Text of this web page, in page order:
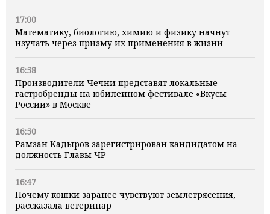
17:00
Математику, биологию, химию и физику начнут
изучать через призму их применения в жизни
16:58
Производители Чечни представят локальные
гастробренды на юбилейном фестивале «Вкусы
России» в Москве
16:50
Рамзан Кадыров зарегистрирован кандидатом на
должность Главы ЧР
16:47
Почему кошки заранее чувствуют землетрясения,
рассказала ветеринар